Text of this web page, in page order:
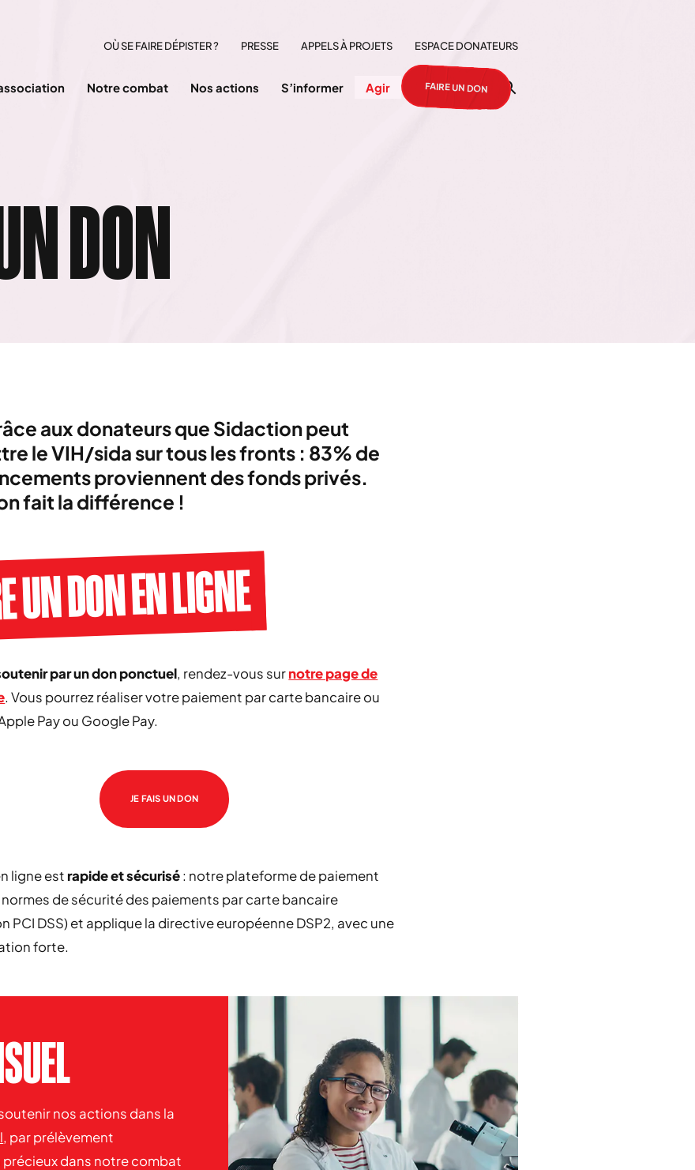
OÙ SE FAIRE DÉPISTER ? PRESSE APPELS À PROJETS ESPACE DONATEURS
Notre combat Nos actions S’informer Agir FAIRE UN DON
DON
aux donateurs que Sidaction peut
le VIH/sida sur tous les fronts : 83% de
proviennent des fonds privés.
fait la différence !
UN DON EN LIGNE
par un don ponctuel, rendez-vous surnotre page de
. Vous pourrez réaliser votre paiement par carte bancaire ou
Pay ou Google Pay.
JE FAIS UN DON
ligne est rapide et sécurisé: notre plateforme de paiement
de sécurité des paiements par carte bancaire
PCI DSS) et applique la directive européenne DSP2, avec une
forte.
nos actions dans la
, par prélèvement
dans notre combat